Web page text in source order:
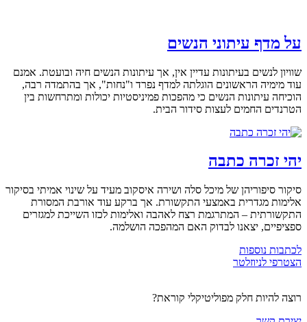
על מדף עיתוני הנשים
שוויון לנשים בעיתונות עדיין אין, אך עיתונות הנשים חיה ובועטת. אמנם
עוד מימיה הראשונים הוגלתה למדף נפרד ו"נחות", אך בהתמדה רבה,
הוכיחה עיתונות הנשים כי מהפכות פמיניסטיות יכולות ומתרחשות בין
הטרנדים החמים לעצות סידור הבית.
יהי זכרה כתבה
סיקור סיפוריהן של מיכל סלה ושירה איסקוב מעיד על שינוי אמיתי בסיקור
אלימות מגדרית באמצעי התקשורת. אך ברקע עוד אורבת המסורת
התקשורתית – המתרגמת רצח לאהבה ואלימות לכזו השייכת למגזרים
ספציפיים, יצאנו לבדוק האם המהפכה הושלמה.
לכתבות נוספות
הצטרפי לניוזלטר
רוצה להיות חלק מפוליטיקלי קוראת?